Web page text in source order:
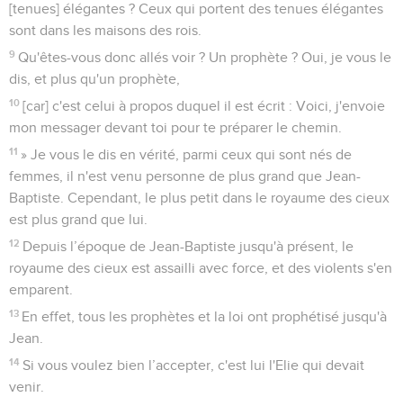
[tenues] élégantes ? Ceux qui portent des tenues élégantes
sont dans les maisons des rois.
9 Qu'êtes-vous donc allés voir ? Un prophète ? Oui, je vous le
dis, et plus qu'un prophète,
10 [car] c'est celui à propos duquel il est écrit : Voici, j'envoie
mon messager devant toi pour te préparer le chemin.
11 » Je vous le dis en vérité, parmi ceux qui sont nés de
femmes, il n'est venu personne de plus grand que Jean-
Baptiste. Cependant, le plus petit dans le royaume des cieux
est plus grand que lui.
12 Depuis l’époque de Jean-Baptiste jusqu'à présent, le
royaume des cieux est assailli avec force, et des violents s'en
emparent.
13 En effet, tous les prophètes et la loi ont prophétisé jusqu'à
Jean.
14 Si vous voulez bien l’accepter, c'est lui l'Elie qui devait
venir.